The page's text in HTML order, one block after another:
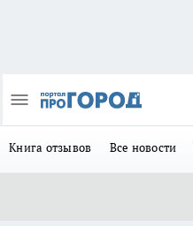
Книга отзывов Все новости